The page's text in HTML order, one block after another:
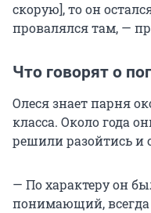
скорую], то он
провалялся там, —
Что говорят о
Олеся знает парня
класса. Около года
решили разойтись и
— По характеру он
понимающий,